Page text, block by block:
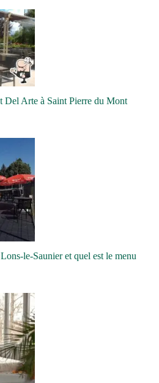
Del Arte à Saint Pierre du Mont
le-Saunier et quel est le menu